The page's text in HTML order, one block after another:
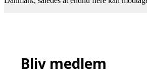
Bliv medlem